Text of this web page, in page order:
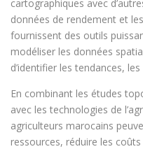
cartographiques avec
données de rendement et
fournissent des outils
modéliser les données
d’identifier les tendances,
En combinant les études
avec les technologies de
agriculteurs marocains
ressources, réduire les